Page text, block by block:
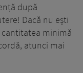
după
Dacă nu ești
minimă
atunci mai